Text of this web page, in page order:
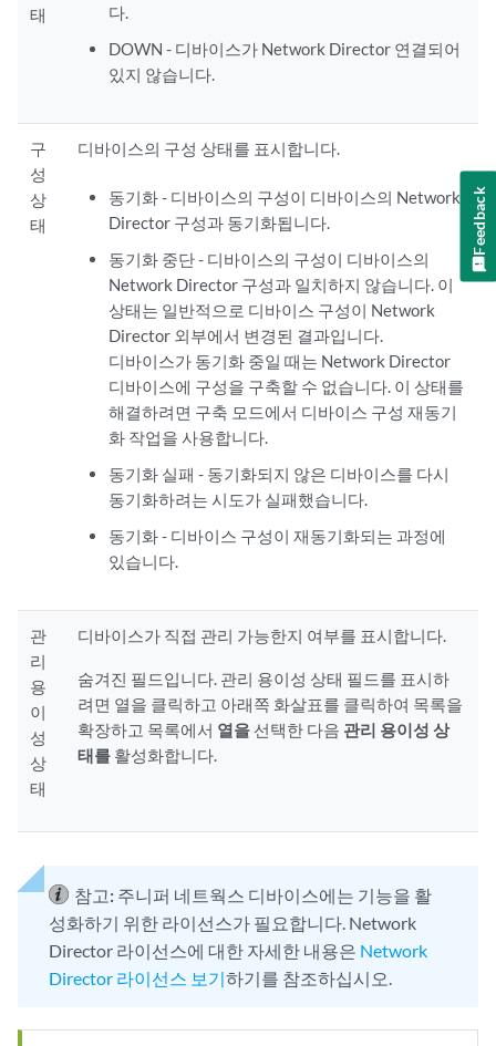
태
다.
DOWN - 디바이스가 Network Director 연결되어
있지 않습니다.
구
성
상
태
디바이스의 구성 상태를 표시합니다.
동기화 - 디바이스의 구성이 디바이스의 Network
Director 구성과 동기화됩니다.
동기화 중단 - 디바이스의 구성이 디바이스의
Network Director 구성과 일치하지 않습니다. 이
상태는 일반적으로 디바이스 구성이 Network
Director 외부에서 변경된 결과입니다.
디바이스가 동기화 중일 때는 Network Director
디바이스에 구성을 구축할 수 없습니다. 이 상태를
해결하려면 구축 모드에서 디바이스 구성 재동기
화 작업을 사용합니다.
동기화 실패 - 동기화되지 않은 디바이스를 다시
동기화하려는 시도가 실패했습니다.
동기화 - 디바이스 구성이 재동기화되는 과정에
있습니다.
관
리
용
이
성
상
태
디바이스가 직접 관리 가능한지 여부를 표시합니다.
숨겨진 필드입니다. 관리 용이성 상태 필드를 표시하
려면 열을 클릭하고 아래쪽 화살표를 클릭하여 목록을
확장하고 목록에서 열을 선택한 다음 관리 용이성 상
태를 활성화합니다.
참고: 주니퍼 네트웍스 디바이스에는 기능을 활
성화하기 위한 라이선스가 필요합니다. Network
Director 라이선스에 대한 자세한 내용은 Network
Director 라이선스 보기하기를 참조하십시오.
Feedback